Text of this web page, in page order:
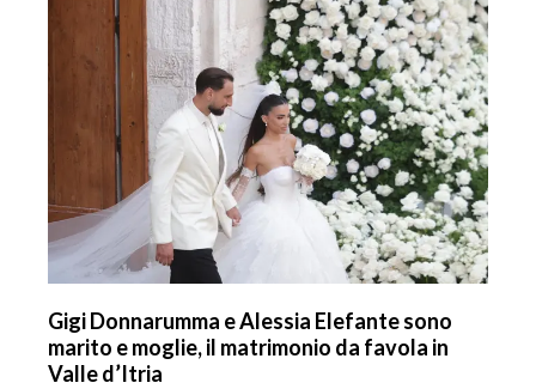
Gigi Donnarumma e Alessia Elefante sono
marito e moglie, il matrimonio da favola in
Valle d’Itria